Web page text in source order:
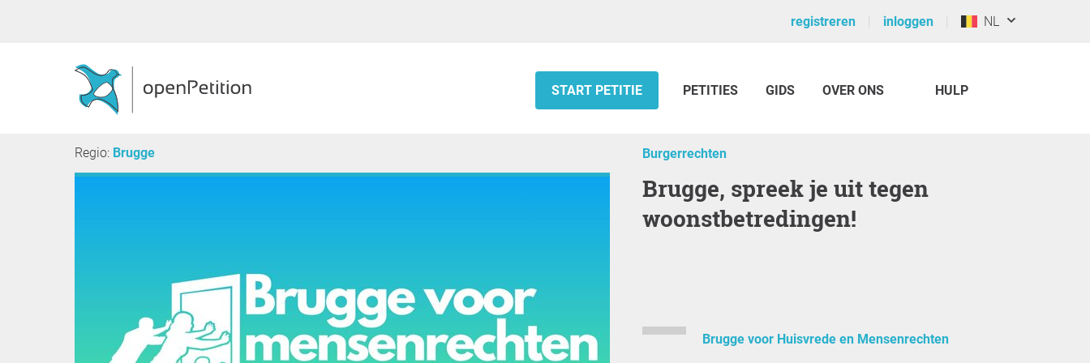
registreren inloggen NL
START PETITIE PETITIES GIDS OVER ONS HULP
Regio: Brugge Burgerrechten
Brugge, spreek je uit tegen
woonstbetredingen!
Brugge voor Huisvrede en Mensenrechten